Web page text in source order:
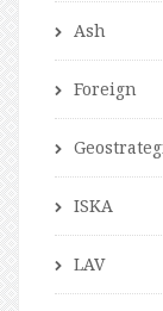
Ash
Foreign
ISKA
LAV